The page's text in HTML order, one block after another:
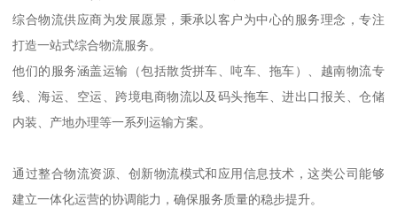
综合物流供应商为发展愿景，秉承以客户为中心的服务理念，专注
打造一站式综合物流服务。
他们的服务涵盖运输（包括散货拼车、吨车、拖车）、越南物流专
线、海运、空运、跨境电商物流以及码头拖车、进出口报关、仓储
内装、产地办理等一系列运输方案。
通过整合物流资源、创新物流模式和应用信息技术，这类公司能够
建立一体化运营的协调能力，确保服务质量的稳步提升。